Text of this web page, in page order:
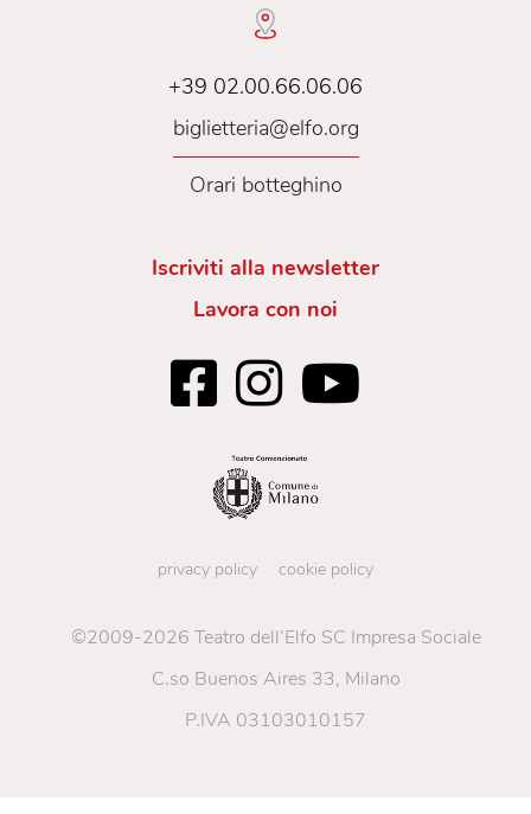
+39 02.00.66.06.06
biglietteria@elfo.org
Orari botteghino
Iscriviti alla newsletter
Lavora con noi
privacy policy cookie policy
©2009-2026 Teatro dell’Elfo SC Impresa Sociale
C.so Buenos Aires 33, Milano
P.IVA 03103010157